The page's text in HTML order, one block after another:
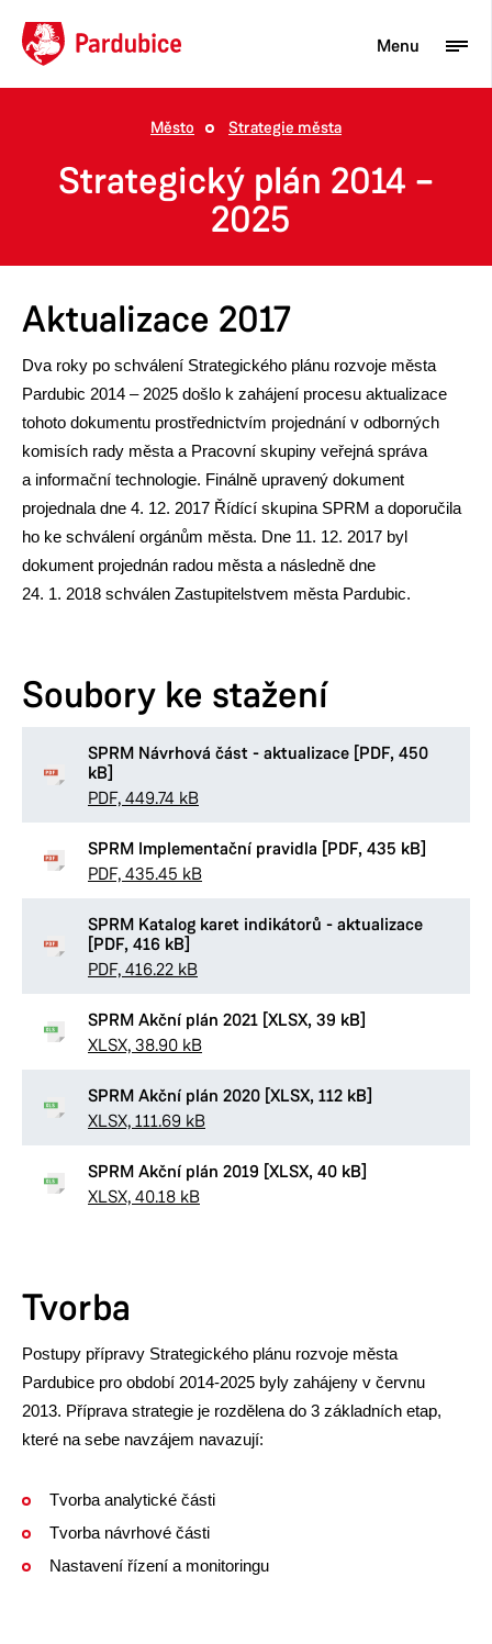
Turista
Aktuality
Město
Město Strategie města
Strategický plán 2014 –
2025
Aktualizace 2017
Dva roky po schválení Strategického plánu rozvoje města
Pardubic 2014 – 2025 došlo k zahájení procesu aktualizace
tohoto dokumentu prostřednictvím projednání v odborných
komisích rady města a Pracovní skupiny veřejná správa
a informační technologie. Finálně upravený dokument
projednala dne 4. 12. 2017 Řídící skupina SPRM a doporučila
ho ke schválení orgánům města. Dne 11. 12. 2017 byl
dokument projednán radou města a následně dne
24. 1. 2018 schválen Zastupitelstvem města Pardubic.
Soubory ke stažení
SPRM Návrhová část - aktualizace [PDF, 450
kB]
PDF, 449.74 kB
SPRM Implementační pravidla [PDF, 435 kB]
PDF, 435.45 kB
SPRM Katalog karet indikátorů - aktualizace
[PDF, 416 kB]
PDF, 416.22 kB
SPRM Akční plán 2021 [XLSX, 39 kB]
XLSX, 38.90 kB
SPRM Akční plán 2020 [XLSX, 112 kB]
XLSX, 111.69 kB
SPRM Akční plán 2019 [XLSX, 40 kB]
XLSX, 40.18 kB
Tvorba
Postupy přípravy Strategického plánu rozvoje města
Pardubice pro období 2014-2025 byly zahájeny v červnu
2013. Příprava strategie je rozdělena do 3 základních etap,
které na sebe navzájem navazují:
Tvorba analytické části
Tvorba návrhové části
Nastavení řízení a monitoringu
Menu